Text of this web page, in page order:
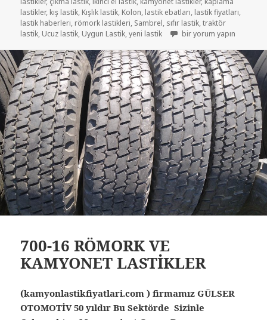
lastikler, kış lastik, Kışlık lastik, Kolon, lastik ebatları, lastik fiyatları,
lastik haberleri, römork lastikleri, Sambrel, sıfır lastik,traktör
lastik, Ucuz lastik, Uygun Lastik,yeni lastik 7.50-16 RÖMORK
bir yorum yapın
700-16 RÖMORK VE
KAMYONET LASTİKLER
(kamyonlastikfiyatlari.com ) firmamız GÜLSER
OTOMOTİV 50 yıldır Bu Sektörde Sizinle